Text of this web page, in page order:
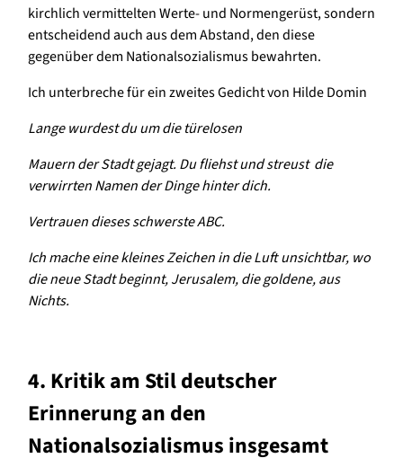
kirchlich vermittelten Werte- und Normengerüst, sondern
entscheidend auch aus dem Abstand, den diese
gegenüber dem Nationalsozialismus bewahrten.
Ich unterbreche für ein zweites Gedicht von Hilde Domin
Lange wurdest du um die türelosen
Mauern der Stadt gejagt. Du fliehst und streust die
verwirrten Namen der Dinge hinter dich.
Vertrauen dieses schwerste ABC.
Ich mache eine kleines Zeichen in die Luft unsichtbar, wo
die neue Stadt beginnt, Jerusalem, die goldene, aus
Nichts.
4. Kritik am Stil deutscher
Erinnerung an den
Nationalsozialismus insgesamt